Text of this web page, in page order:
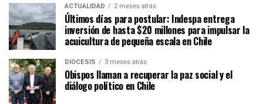
ACTUALIDAD 2 meses atrás
Últimos días para postular: Indespa entrega
inversión de hasta $20 millones para impulsar la
acuicultura de pequeña escala en Chile
DIÓCESIS 3 meses atrás
Obispos llaman a recuperar la paz social y el
diálogo político en Chile